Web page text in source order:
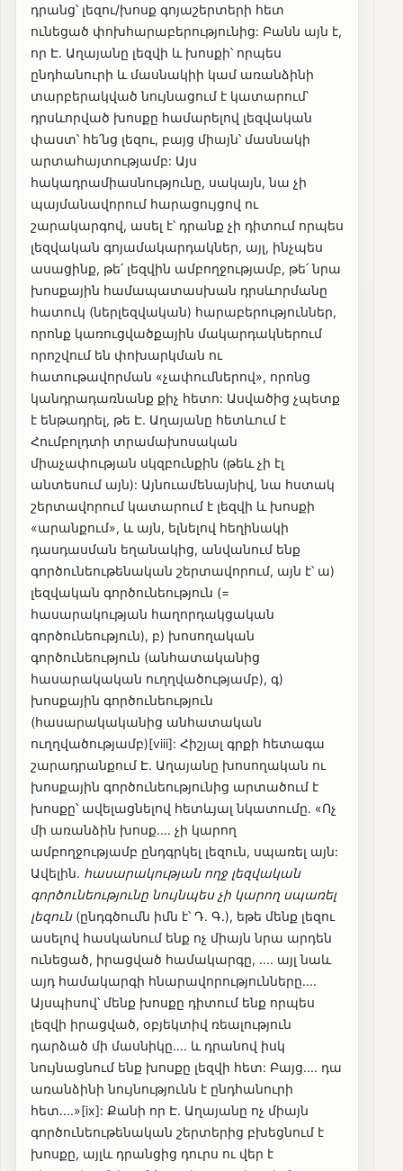
դրանց՝ լեզու/խոսք գոյաշերտերի հետ
ունեցած փոխհարաբերությունից: Բանն այն է,
որ Է. Աղայանը լեզվի և խոսքի՝ որպես
ընդհանուրի և մասնակիի կամ առանձինի
տարբերակված նույնացում է կատարում՝
դրսևորված խոսքը համարելով լեզվական
փաստ՝ հե՛նց լեզու, բայց միայն՝ մասնակի
արտահայտությամբ: Այս
հակադրամիասնությունը, սակայն, նա չի
պայմանավորում հարացույցով ու
շարակարգով, ասել է՝ դրանք չի դիտում որպես
լեզվական գոյամակարդակներ, այլ, ինչպես
ասացինք, թե՛ լեզվին ամբողջությամբ, թե՛ նրա
խոսքային համապատասխան դրսևորմանը
հատուկ (ներլեզվական) հարաբերություններ,
որոնք կառուցվածքային մակարդակներում
որոշվում են փոխարկման ու
հատութավորման «չափումներով», որոնց
կանդրադառնանք քիչ հետո: Ասվածից չպետք
է ենթադրել, թե Է. Աղայանը հետևում է
Հումբոլդտի տրամախոսական
միաչափության սկզբունքին (թեև չի էլ
անտեսում այն): Այնուամենայնիվ, նա հստակ
շերտավորում կատարում է լեզվի և խոսքի
«արանքում», և այն, ելնելով հեղինակի
դասդասման եղանակից, անվանում ենք
գործունեութենական շերտավորում, այն է՝ ա)
լեզվական գործունեություն (=
հասարակության հաղորդակցական
գործունեություն), բ) խոսողական
գործունեություն (անհատականից
հասարակական ուղղվածությամբ), գ)
խոսքային գործունեություն
(հասարակականից անհատական
ուղղվածությամբ)[viii]: Հիշյալ գրքի հետագա
շարադրանքում Է. Աղայանը խոսողական ու
խոսքային գործունեությունից արտածում է
խոսքը՝ ավելացնելով հետևյալ նկատումը. «Ոչ
մի առանձին խոսք.... չի կարող
ամբողջությամբ ընդգրկել լեզուն, սպառել այն:
Ավելին. հասարակության ողջ լեզվական
գործունեությունը նույնպես չի կարող սպառել
լեզուն (ընդգծումն իմն է՝ Դ. Գ.), եթե մենք լեզու
ասելով հասկանում ենք ոչ միայն նրա արդեն
ունեցած, իրացված համակարգը, .... այլ նաև
այդ համակարգի հնարավորությունները....
Այսպիսով՝ մենք խոսքը դիտում ենք որպես
լեզվի իրացված, օբյեկտիվ ռեալություն
դարձած մի մասնիկը.... և դրանով իսկ
նույնացնում ենք խոսքը լեզվի հետ: Բայց.... դա
առանձինի նույնությունն է ընդհանուրի
հետ....»[ix]: Քանի որ Է. Աղայանը ոչ միայն
գործունեութենական շերտերից բխեցնում է
խոսքը, այլև դրանցից դուրս ու վեր է